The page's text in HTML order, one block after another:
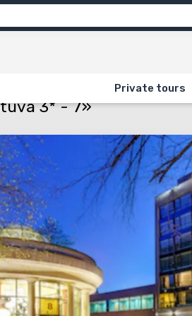
Private tours
EXCURSION «GRAND SPA LIETUVA 3* - 7»
3* - 7»